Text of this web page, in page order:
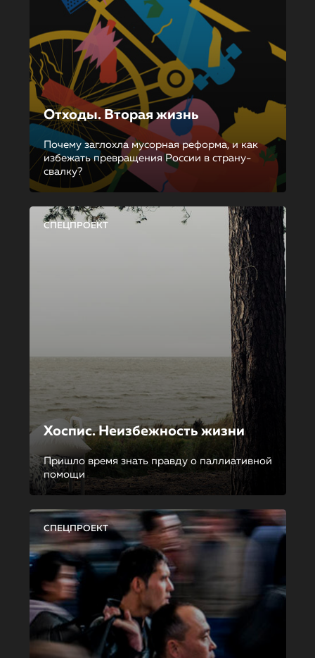
Отходы. Вторая жизнь
Почему заглохла мусорная реформа, и как
избежать превращения России в страну-
свалку?
СПЕЦПРОЕКТ
Хоспис. Неизбежность жизни
Пришло время знать правду о паллиативной
помощи
СПЕЦПРОЕКТ